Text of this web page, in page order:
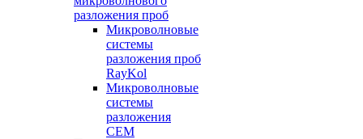
разложения проб
Микроволновые
системы
разложения проб
RayKol
Микроволновые
системы
разложения
CEM